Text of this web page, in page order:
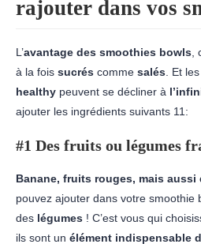
rajouter dans vos
L’avantage des smoothies bowls
à la fois sucrés comme salés . Et les
healthy peuvent se décliner à
ajouter les ingrédients suivants 11:
#1 Des fruits ou légumes
Banane, fruits rouges, mais
pouvez ajouter dans votre smoothie
des légumes ! C’est vous qui
ils sont un élément indispensable